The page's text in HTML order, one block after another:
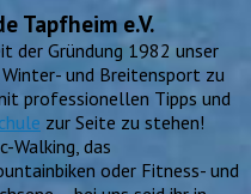
Tapfheim e.V.
der Gründung 1982 unser
und Breitensport zu
professionellen Tipps und
zur Seite zu stehen!
Walking, das
oder Fitness- und